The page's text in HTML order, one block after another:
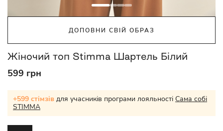
ДОПОВНИ СВІЙ ОБРАЗ
Жіночий топ Stimma Шартель Білий
599 грн
+599 стімзів для учасників програми лояльності Сама собі
STIMMA